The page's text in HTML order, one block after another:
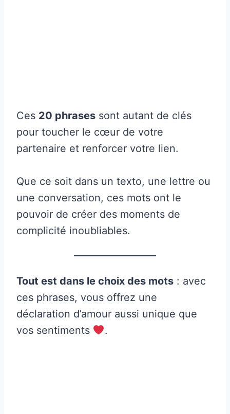
Ces 20 phrases sont autant de clés
pour toucher le cœur de votre
partenaire et renforcer votre lien.
Que ce soit dans un texto, une lettre ou
une conversation, ces mots ont le
pouvoir de créer des moments de
complicité inoubliables.
Tout est dans le choix des mots : avec
ces phrases, vous offrez une
déclaration d’amour aussi unique que
vos sentiments
.